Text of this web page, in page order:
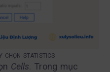
CHỌN STATISTICS
Cells. Trong mục